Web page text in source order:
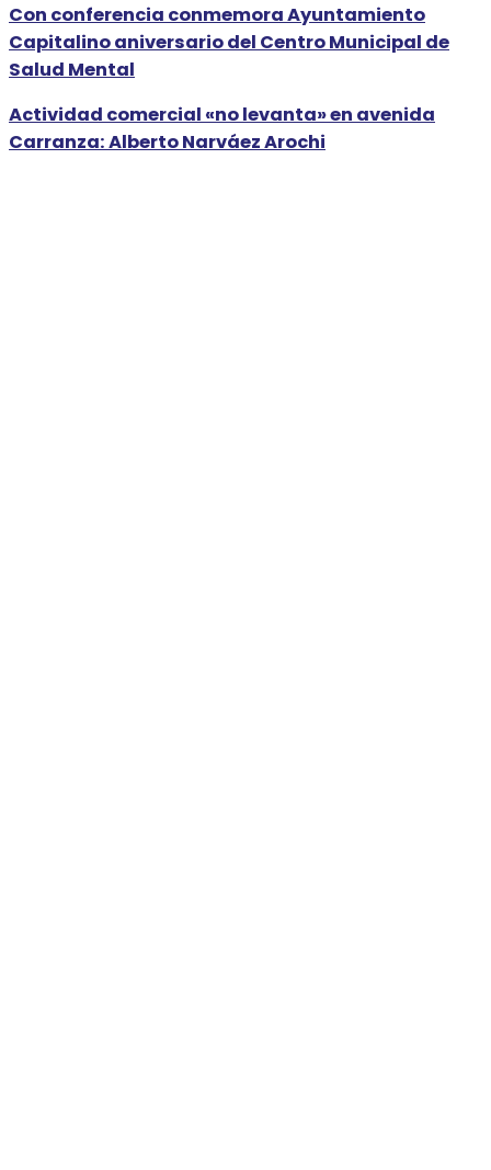
Con conferencia conmemora Ayuntamiento
Capitalino aniversario del Centro Municipal de
Salud Mental
Actividad comercial «no levanta» en avenida
Carranza: Alberto Narváez Arochi